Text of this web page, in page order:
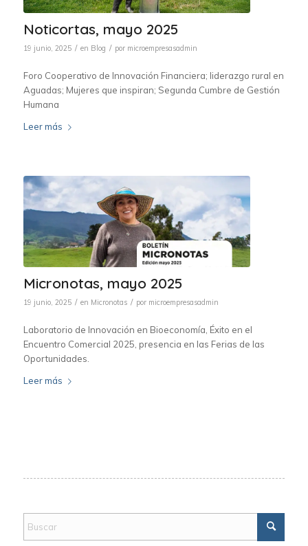
Noticortas, mayo 2025
19 junio, 2025 / en Blog / por microempresasadmin
Foro Cooperativo de Innovación Financiera; liderazgo rural en
Aguadas; Mujeres que inspiran; Segunda Cumbre de Gestión
Humana
Leer más
Micronotas, mayo 2025
19 junio, 2025 / en Micronotas / por microempresasadmin
Laboratorio de Innovación en Bioeconomía, Éxito en el
Encuentro Comercial 2025, presencia en las Ferias de las
Oportunidades.
Leer más